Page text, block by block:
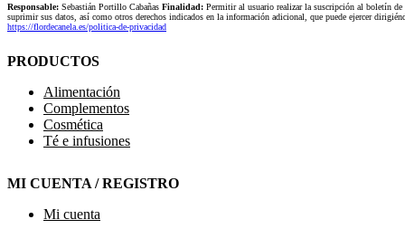
Responsable: Sebastián Portillo Cabañas Finalidad: Permitir al usuario realizar la suscripción al boletín
suprimir sus datos, así como otros derechos indicados en la información adicional, que puede ejercer
https://flordecanela.es/politica-de-privacidad
PRODUCTOS
Alimentación
Complementos
Cosmética
Té e infusiones
MI CUENTA / REGISTRO
Mi cuenta